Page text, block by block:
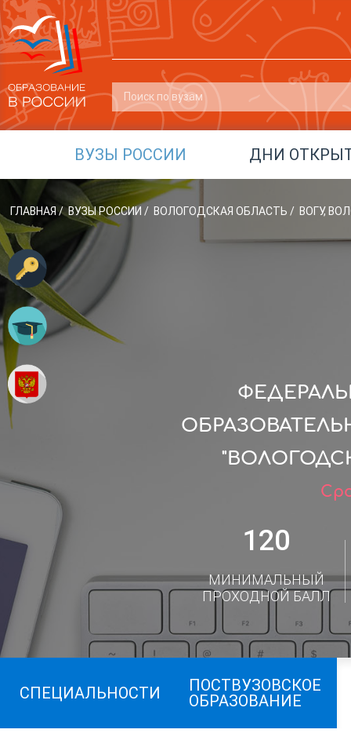
ВУЗЫ РОССИИ ДНИ
ГЛАВНАЯ/ ВУЗЫ РОССИИ / ВОЛОГОДСКАЯ ОБЛАСТЬ / ВОГУ,
120
МИНИМАЛЬНЫЙ
ПРОХОДНОЙ БАЛЛ
СПЕЦИАЛЬНОСТИ
ПОСТВУЗОВСКОЕ
ОБРАЗОВАНИЕ